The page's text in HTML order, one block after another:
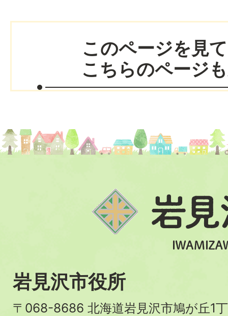
このページを見
こちらのページ
岩見沢市役所
〒068-8686 北海道岩見沢市鳩が丘1